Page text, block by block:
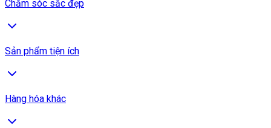
Chăm sóc sắc đẹp
Sản phẩm tiện ích
Hàng hóa khác